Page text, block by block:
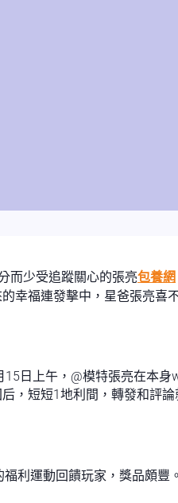
而少受追蹤關心的張亮包養網
幸福連發擊中，星爸張亮喜
日上午，@模特張亮在本身
，短短1地利間，轉發和評論
利運動回饋玩家，獎品頗豐